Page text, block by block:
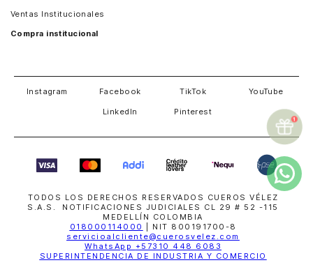
Ventas Institucionales
Compra institucional
Instagram Facebook TikTok YouTube
LinkedIn Pinterest
TODOS LOS DERECHOS RESERVADOS CUEROS VÉLEZ
S.A.S. NOTIFICACIONES JUDICIALES CL 29 # 52 -115
MEDELLÍN COLOMBIA
018000114000
| NIT 800191700-8
servicioalcliente@cuerosvelez.com
WhatsApp +57310 448 6083
SUPERINTENDENCIA DE INDUSTRIA Y COMERCIO